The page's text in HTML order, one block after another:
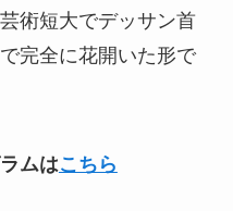
術短大でデッサン首
完全に花開いた形で
ムはこちら